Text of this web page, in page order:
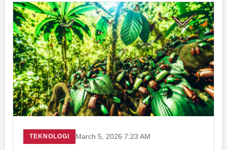
TEKNOLOGI March 5, 2026 7:23 AM